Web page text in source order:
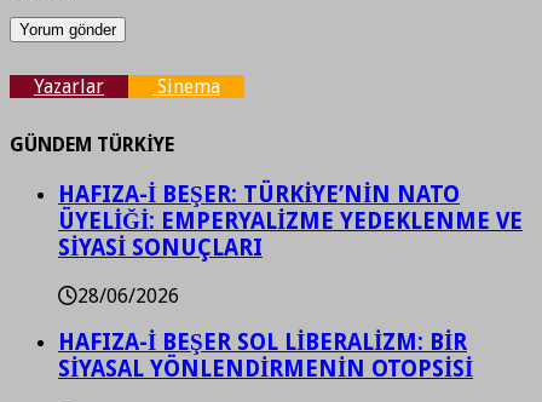
Yazarlar Sinema
GÜNDEM TÜRKİYE
HAFIZA-İ BEŞER: TÜRKİYE’NİN NATO
ÜYELİĞİ: EMPERYALİZME YEDEKLENME VE
SİYASİ SONUÇLARI
28/06/2026
HAFIZA-İ BEŞER SOL LİBERALİZM: BİR
SİYASAL YÖNLENDİRMENİN OTOPSİSİ